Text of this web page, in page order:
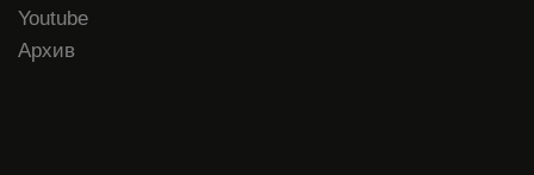
Youtube
Архив